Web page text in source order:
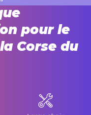
pour le
Corse du